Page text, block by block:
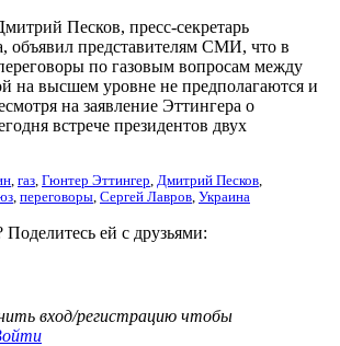
Песков, пресс-секретарь
объявил представителям СМИ, что в
по газовым вопросам между
на высшем уровне не предполагаются и
на заявление Эттингера о
встрече президентов двух
, газ, Гюнтер Эттингер, Дмитрий Песков,
, переговоры, Сергей Лавров, Украина
Поделитесь ей с друзьями:
вход/регистрацию чтобы